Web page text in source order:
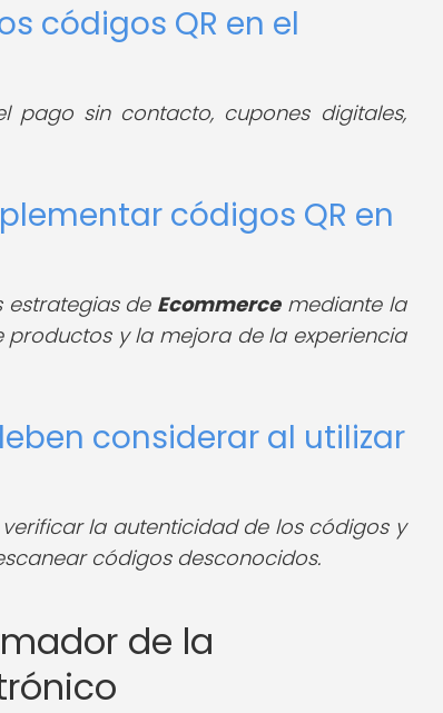
códigos QR en el
sin contacto, cupones digitales,
códigos QR en
estrategias de Ecommercemediante la
y la mejora de la experiencia
considerar al utilizar
la autenticidad de los códigos y
códigos desconocidos.
de la